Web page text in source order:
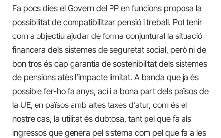
Fa pocs dies el Govern del PP en funcions proposa la
possibilitat de compatibilitzar pensió i treball. Pot tenir
com a objectiu ajudar de forma conjuntural la situació
financera dels sistemes de seguretat social, però ni de
bon tros és cap garantia de sostenibilitat dels sistemes
de pensions atès l’impacte limitat. A banda que ja és
possible fer-ho fa anys, ací i a bona part dels països de
la UE, en països amb altes taxes d’atur, com és el
nostre cas, la utilitat és dubtosa, tant pel que fa als
ingressos que genera pel sistema com pel que fa a les